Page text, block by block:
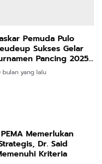
Pemuda Pulo
Sukses Gelar
Pancing 2025
DAS Peusangan
bulan yang lalu
Memerlukan
Dr. Said
Kriteria